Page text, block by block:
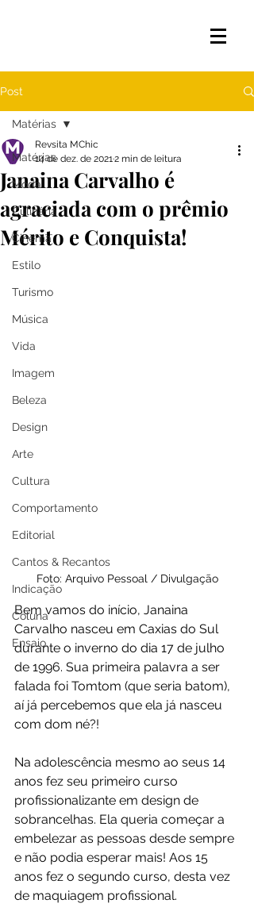
Post
Matérias
Moda
Culinária
Cinema
Estilo
Turismo
Música
Vida
Imagem
Beleza
Design
Arte
Cultura
Comportamento
Editorial
Cantos & Recantos
Indicação
Coluna
Ensaio
Matérias
Janaina Carvalho é
agraciada com o prêmio
Mérito e Conquista!
Revsita MChic
14 de dez. de 20212 min de leitura
Foto: Arquivo Pessoal / Divulgação
Bem vamos do início, Janaina
Carvalho nasceu em Caxias do Sul
durante o inverno do dia 17 de julho
de 1996. Sua primeira palavra a ser
falada foi Tomtom (que seria batom),
aí já percebemos que ela já nasceu
com dom né?!
Na adolescência mesmo ao seus 14
anos fez seu primeiro curso
profissionalizante em design de
sobrancelhas. Ela queria começar a
embelezar as pessoas desde sempre
e não podia esperar mais! Aos 15
anos fez o segundo curso, desta vez
de maquiagem profissional.